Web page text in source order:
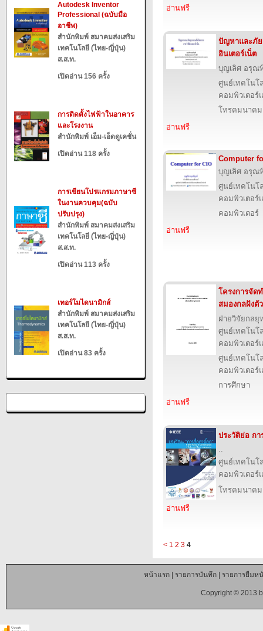
Autodesk Inventor
Professional (ฉบับมือ
อาชีพ)
สำนักพิมพ์ สมาคมส่งเสริม
เทคโนโลยี (ไทย-ญี่ปุ่น)
ส.ส.ท.
เปิดอ่าน 156 ครั้ง
การติดตั้งไฟฟ้าในอาคาร
และโรงงาน
สำนักพิมพ์ เอ็ม-เอ็ดดูเคชั่น
เปิดอ่าน 118 ครั้ง
การเขียนโปรแกรมภาษาซี
ในงานควบคุม(ฉบับ
ปรับปรุง)
สำนักพิมพ์ สมาคมส่งเสริม
เทคโนโลยี (ไทย-ญี่ปุ่น)
ส.ส.ท.
เปิดอ่าน 113 ครั้ง
เทอร์โมไดนามิกส์
สำนักพิมพ์ สมาคมส่งเสริม
เทคโนโลยี (ไทย-ญี่ปุ่น)
ส.ส.ท.
เปิดอ่าน 83 ครั้ง
อ่านฟรี
ปัญหาและภัย
อินเตอร์เน็ต
บุญเลิศ อรุณ
ศูนย์เทคโนโ
คอมพิวเตอร์
โทรคมนาคม
อ่านฟรี
Computer
บุญเลิศ อรุณ
ศูนย์เทคโนโ
คอมพิวเตอร์
คอมพิวเตอร์
อ่านฟรี
โครงการจัด
สมองกลฝังตัว
ฝ่ายวิจัยกล
ศูนย์เทคโนโ
คอมพิวเตอร์
ศูนย์เทคโนโ
คอมพิวเตอร์
การศึกษา
อ่านฟรี
ประวัติย่อ กา
..
ศูนย์เทคโนโ
คอมพิวเตอร์
โทรคมนาคม
อ่านฟรี
< 1 2 3 4
หน้าแรก| รายการบันทึก| รายการยืมห
Copyright © 2013